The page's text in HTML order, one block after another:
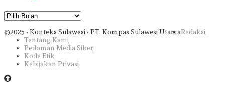
Arsip
©2025 • Konteks Sulawesi • PT. Kompas Sulawesi UtamaRedaksi
Tentang Kami
Pedoman Media Siber
Kode Etik
Kebijakan Privasi